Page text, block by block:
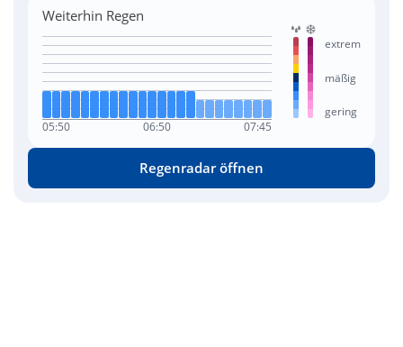
Weiterhin Regen
05:50 06:50 07:45
extrem
mäßig
gering
Regenradar öffnen